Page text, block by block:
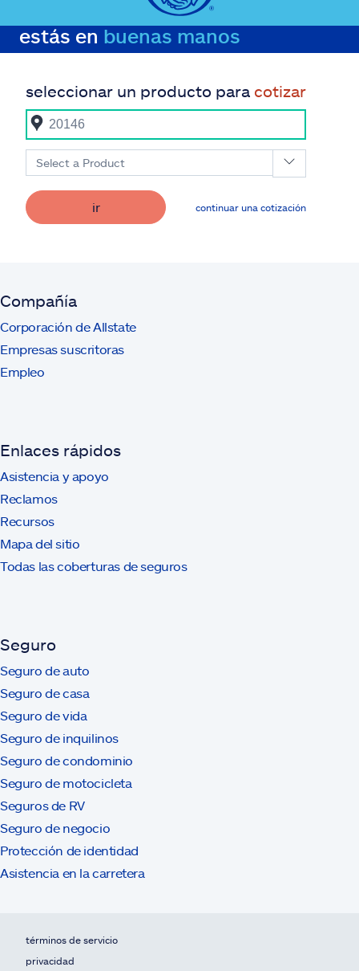
estás en buenas manos
seleccionar un producto para cotizar
Select a Product
ir continuar una cotización
Compañía
Corporación de Allstate
Empresas suscritoras
Empleo
Enlaces rápidos
Asistencia y apoyo
Reclamos
Recursos
Mapa del sitio
Todas las coberturas de seguros
Seguro
Seguro de auto
Seguro de casa
Seguro de vida
Seguro de inquilinos
Seguro de condominio
Seguro de motocicleta
Seguros de RV
Seguro de negocio
Protección de identidad
Asistencia en la carretera
términos de servicio
privacidad